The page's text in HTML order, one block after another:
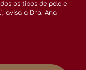
os tipos de pele e
avisa a Dra. Ana